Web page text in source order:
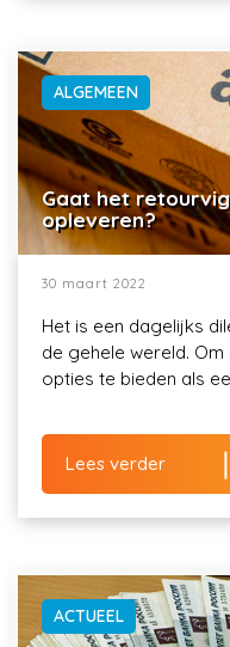
ALGEMEEN
Gaat het
opleveren?
30 maart 2022
Het is een dagelijks
de gehele wereld.
opties te bieden als
Lees verder
ACTUEEL